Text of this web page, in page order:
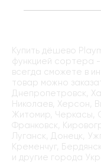
Купить дёшево
функцией сортера
всегда сможете в
товар можно
Днепропетровск,
Николаев, Херсон,
Житомир, Черкасы,
Франковск,
Луганск, Донецк,
Кременчуг,
и другие города